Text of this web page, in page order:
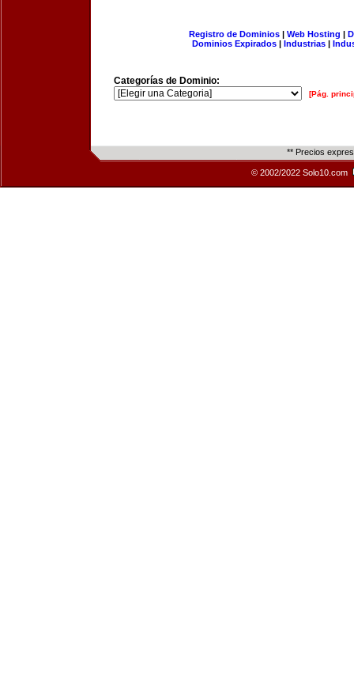
Registro de Dominios| Web Hosting |
Dominios Expirados | Industrias |
Categorías de Dominio:
[Pág.
** Precios
© 2002/2022 Solo10.com